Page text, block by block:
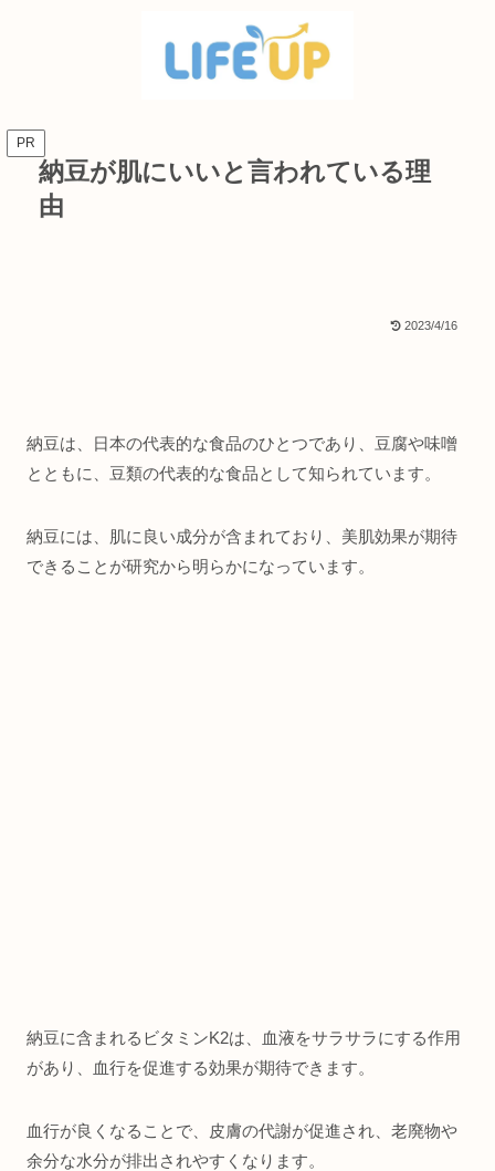
PR
納豆が肌にいいと言われている理
由
2023/4/16
納豆は、日本の代表的な食品のひとつであり、豆腐や味噌
とともに、豆類の代表的な食品として知られています。
納豆には、肌に良い成分が含まれており、美肌効果が期待
できることが研究から明らかになっています。
納豆に含まれるビタミンK2は、血液をサラサラにする作用
があり、血行を促進する効果が期待できます。
血行が良くなることで、皮膚の代謝が促進され、老廃物や
余分な水分が排出されやすくなります。